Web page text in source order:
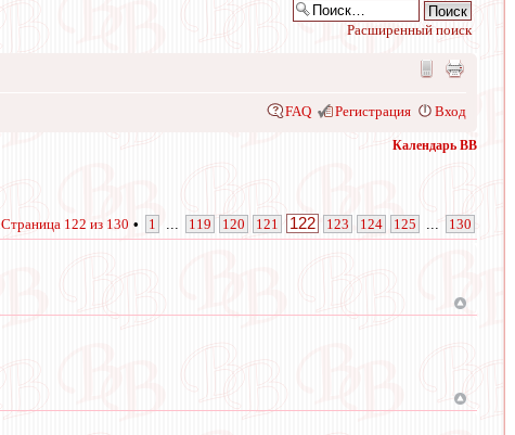
Расширенный поиск
FAQ Регистрация Вход
Календарь ВВ
Страница 122 из 130 • 1 119 120 121 122 123 124 125 130